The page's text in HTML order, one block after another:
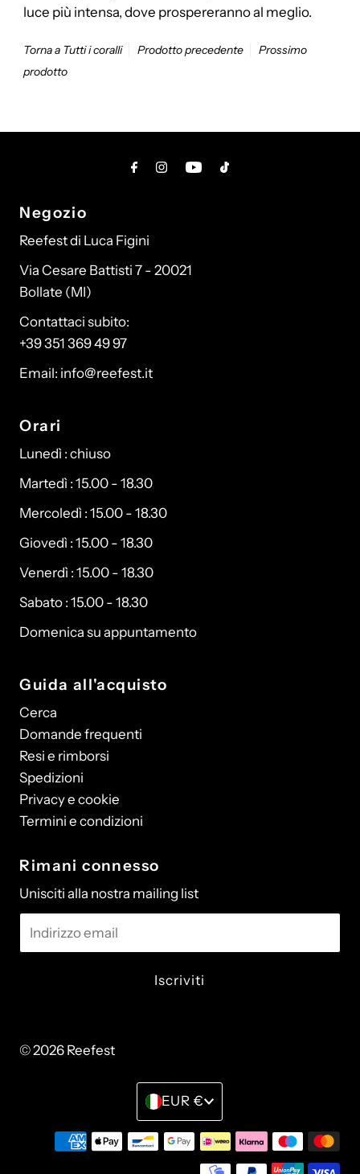
luce più intensa, dove prospereranno al meglio.
Torna a Tutti i coralli Prodotto precedente
Prossimo
prodotto
Negozio
Reefest di Luca Figini
Via Cesare Battisti 7 - 20021
Bollate (MI)
Contattaci subito:
+39 351 369 49 97
Email: info@reefest.it
Orari
Lunedì : chiuso
Martedì : 15.00 - 18.30
Mercoledì : 15.00 - 18.30
Giovedì : 15.00 - 18.30
Venerdì : 15.00 - 18.30
Sabato : 15.00 - 18.30
Domenica su appuntamento
Guida all'acquisto
Cerca
Domande frequenti
Resi e rimborsi
Spedizioni
Privacy e cookie
Termini e condizioni
Rimani connesso
Unisciti alla nostra mailing list
© 2026 Reefest
Monetay
EUR €